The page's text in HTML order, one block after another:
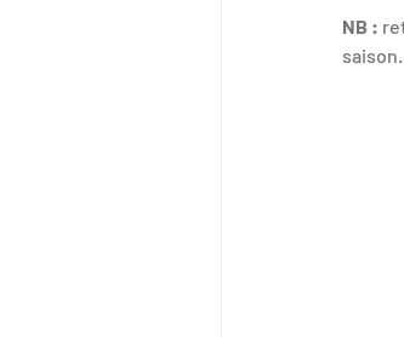
NB :
saison.